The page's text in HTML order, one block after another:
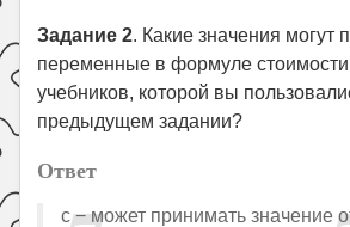
Задание 2. Какие значения могут
переменные в формуле стоимости
учебников, которой вы
предыдущем задании?
Ответ
c − может принимать значение